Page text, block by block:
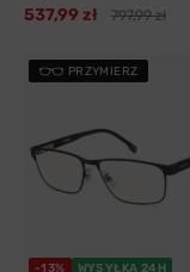
537,99 zł 797,99 zł
PRZYMIERZ
-13% WYSYŁKA 24H